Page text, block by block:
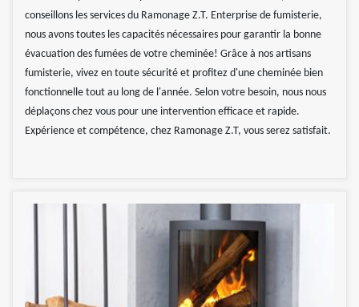
conseillons les services du Ramonage Z.T. Enterprise de fumisterie,
nous avons toutes les capacités nécessaires pour garantir la bonne
évacuation des fumées de votre cheminée! Grâce à nos artisans
fumisterie, vivez en toute sécurité et profitez d'une cheminée bien
fonctionnelle tout au long de l'année. Selon votre besoin, nous nous
déplaçons chez vous pour une intervention efficace et rapide.
Expérience et compétence, chez Ramonage Z.T, vous serez satisfait.